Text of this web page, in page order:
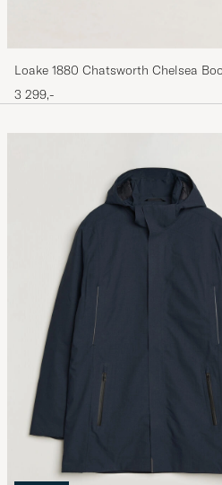
Loake 1880 Chatsworth Chelsea
3 299,-